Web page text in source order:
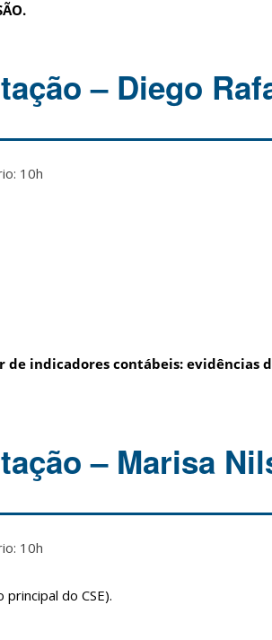
– Diego
10h
indicadores contábeis: evidências
– Marisa
10h
do CSE).